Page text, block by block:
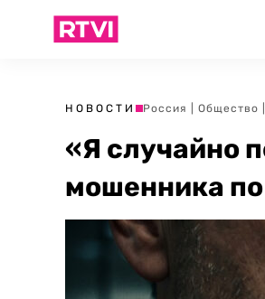
НОВОСТИ Россия Общество
«Я случайно
мошенника